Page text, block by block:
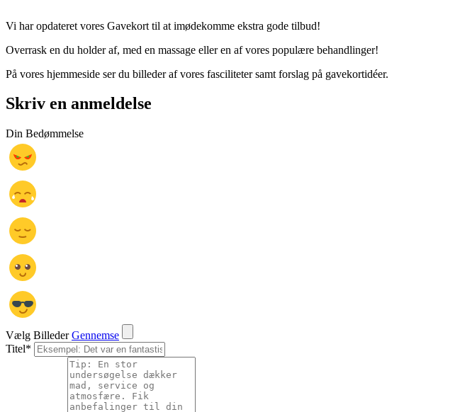
Vi har opdateret vores Gavekort til at imødekomme ekstra gode tilbud!
Overrask en du holder af, med en massage eller en af vores populære behandlinger!
På vores hjemmeside ser du billeder af vores fasciliteter samt forslag på gavekortidéer.
Skriv en anmeldelse
Din Bedømmelse
Vælg Billeder Gennemse
Titel*